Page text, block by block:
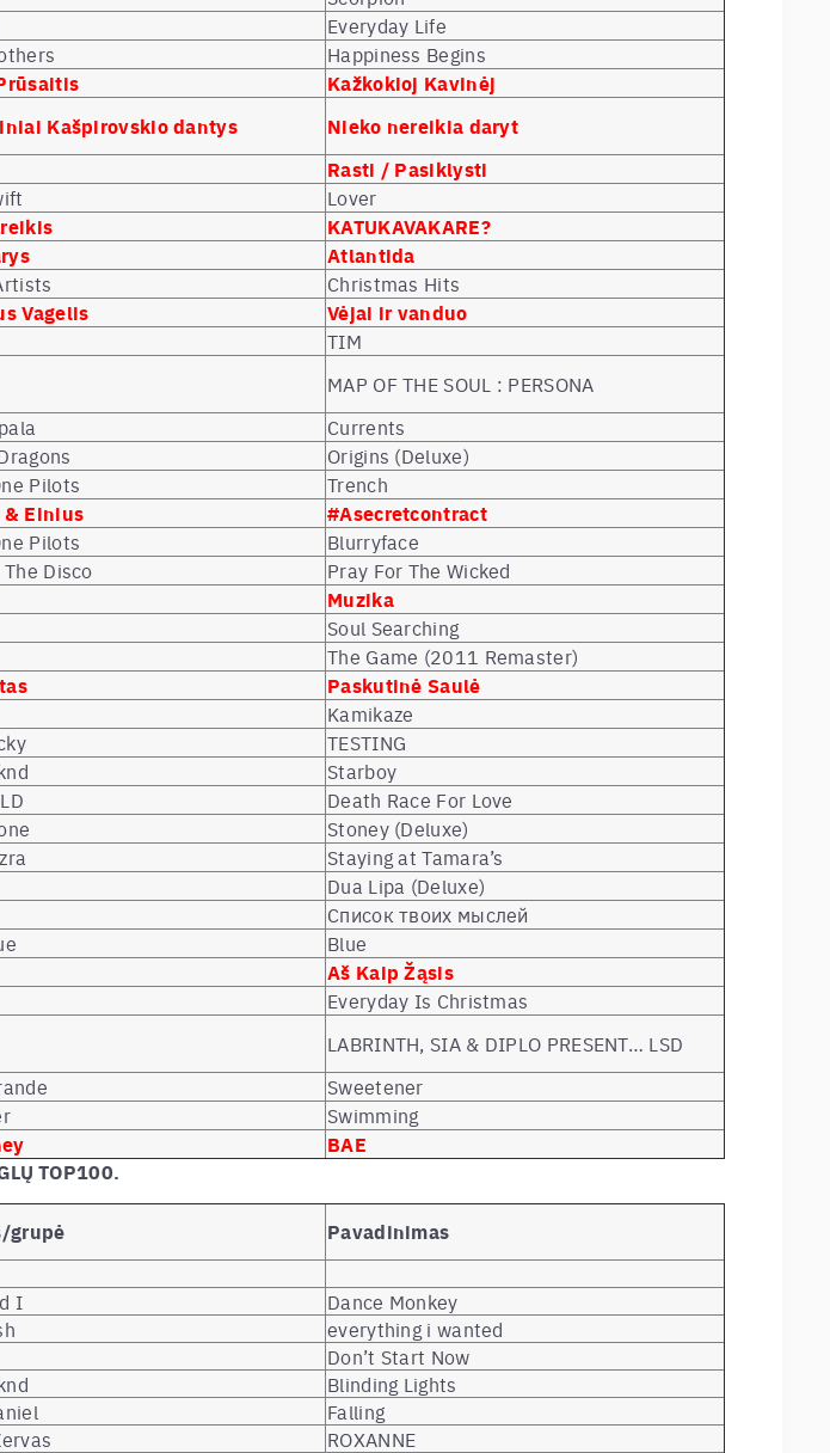
Everyday Life
Happiness Begins
Kažkokioj Kavinėj
Kašpirovskio dantys
Nieko nereikia daryt
Rasti / Pasiklysti
Lover
KATUKAVAKARE?
Atlantida
Christmas Hits
Vagelis Vėjai ir vanduo
TIM
MAP OF THE SOUL : PERSONA
Currents
Origins (Deluxe)
Pilots Trench
Einius #Asecretcontract
Pilots
Blurryface
Disco Pray For The Wicked
Muzika
Soul Searching
The Game (2011 Remaster)
Paskutinė Saulė
Kamikaze
TESTING
Starboy
Death Race For Love
Stoney (Deluxe)
Staying at Tamara’s
Dua Lipa (Deluxe)
Список твоих мыслей
Blue
Aš Kaip Žąsis
Everyday Is Christmas
LABRINTH, SIA & DIPLO PRESENT… LSD
Sweetener
Swimming
BAE
TOP100.
grupė Pavadinimas
I
Dance Monkey
everything i wanted
Don’t Start Now
Blinding Lights
Falling
ROXANNE